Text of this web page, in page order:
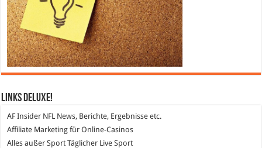
Links DeLuXe!
AF Insider NFL News, Berichte, Ergebnisse etc.
Affiliate Marketing für Online-Casinos
Alles außer Sport Täglicher Live Sport